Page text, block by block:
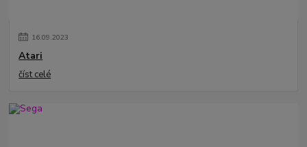
16.09.2023
Atari
číst celé